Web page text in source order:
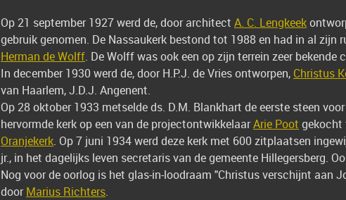
Op 21 september 1927 werd de, door architect A. C. Lengkeek
gebruik genomen. De Nassaukerk bestond tot 1988 en had in al
Herman de Wolff. De Wolff was ook een op zijn terrein zeer
In december 1930 werd de, door H.P.J. de Vries ontworpen, Christus
van Haarlem, J.D.J. Angenent.
Op 28 oktober 1933 metselde ds. D.M. Blankhart de eerste steen
hervormde kerk op een van de projectontwikkelaarArie Poot gekocht
Oranjekerk. Op 7 juni 1934 werd deze kerk met 600 zitplaatsen
jr., in het dagelijks leven secretaris van de gemeente Hillegersberg.
Nog voor de oorlog is het glas-in-loodraam "Christus verschijnt aan
doorMarius Richters.